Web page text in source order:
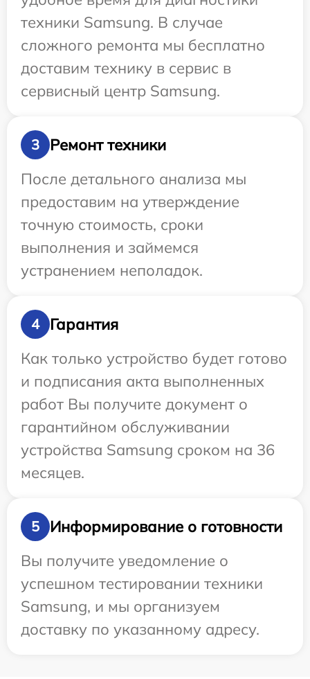
техники Samsung. В случае
сложного ремонта мы бесплатно
доставим технику в сервис в
сервисный центр Samsung.
3
Ремонт техники
После детального анализа мы
предоставим на утверждение
точную стоимость, сроки
выполнения и займемся
устранением неполадок.
4
Гарантия
Как только устройство будет готово
и подписания акта выполненных
работ Вы получите документ о
гарантийном обслуживании
устройства Samsung сроком на 36
месяцев.
5
Информирование о готовности
Вы получите уведомление о
успешном тестировании техники
Samsung, и мы организуем
доставку по указанному адресу.